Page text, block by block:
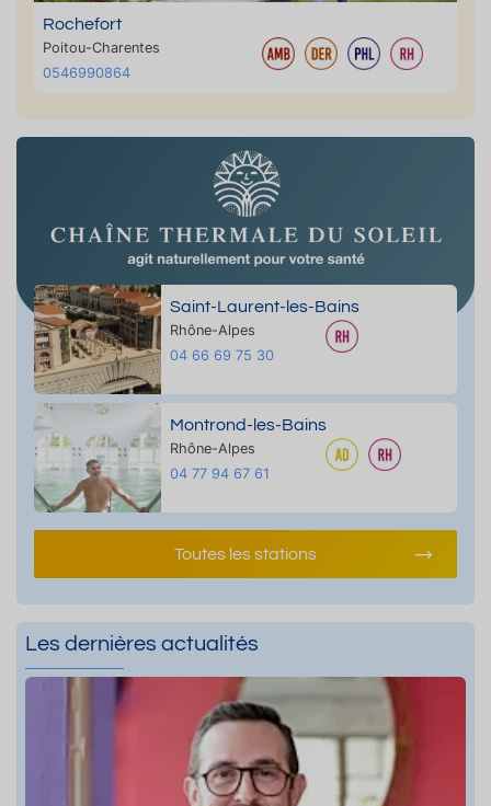
Rochefort
Poitou-Charentes
0546990864
Saint-Laurent-les-Bains
Rhône-Alpes
04 66 69 75 30
Montrond-les-Bains
Rhône-Alpes
04 77 94 67 61
Toutes les stations
Les dernières actualités